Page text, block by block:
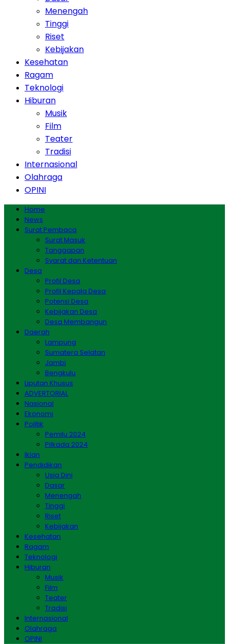
Menengah
Tinggi
Riset
Kebijakan
Kesehatan
Ragam
Teknologi
Hiburan
Musik
Film
Teater
Tradisi
Internasional
Olahraga
OPINI
Home
News
Surat Pembaca
Surat Masuk
Tanggapan
Syarat dan Ketentuan
Desa
Profil Desa
Profil Kepala Desa
Potensi Desa
Kebijakan Desa
Desa Membangun
Daerah
Lampung
Sumatera Selatan
Jambi
Bengkulu
Liputan Khusus
ADVERTORIAL
Nasional
Ekonomi
Politik
Pemilu 2024
Pilkada 2024
Iklan
Pendidikan
Usia Dini
Dasar
Menengah
Tinggi
Riset
Kebijakan
Kesehatan
Ragam
Teknologi
Hiburan
Musik
Film
Teater
Tradisi
Internasional
Olahraga
OPINI